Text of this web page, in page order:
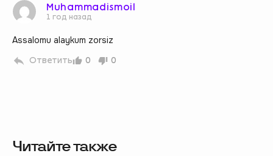
Muhammadismoil
1 год назад
Assalomu alaykum zorsiz
0 0
Ответить
Читайте также